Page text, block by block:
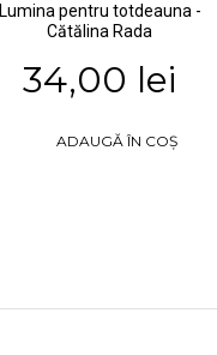
Lumina pentru totdeauna -
Cătălina Rada
34,00 lei
ADAUGĂ ÎN COȘ